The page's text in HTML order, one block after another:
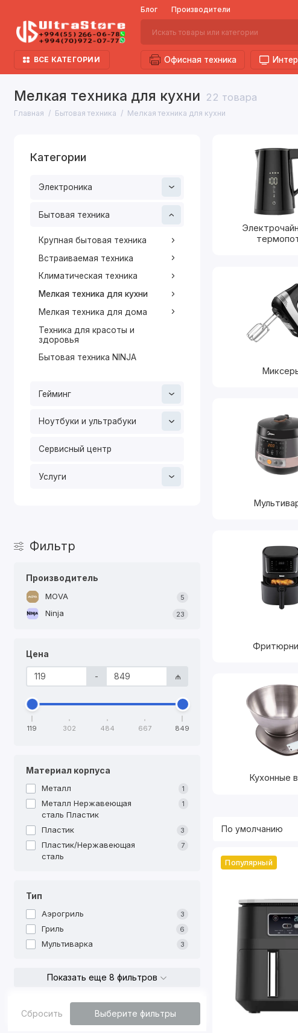
Блог Производители
ВСЕ КАТЕГОРИИ Офисная техника
Мелкая техника для кухни 22 товара
Главная Бытовая техника Мелкая техника для кухни
Категории
Электроника
Бытовая техника
Крупная бытовая техника
Встраиваемая техника
Климатическая техника
Мелкая техника для кухни
Мелкая техника для дома
Техника для красоты и
здоровья
Бытовая техника NINJA
Гейминг
Ноутбуки и ультрабуки
Сервисный центр
Услуги
Фильтр
Производитель
MOVA 5
Ninja 23
Цена
- ₼
119 302 484 667 849
Материал корпуса
Металл 1
Металл Нержавеющая
сталь Пластик
1
Пластик 3
Пластик/Нержавеющая
сталь
7
Тип
Аэрогриль 3
Гриль 6
Мультиварка 3
Показать еще 8 фильтров
Сбросить Выберите фильтры
Кухонные
Популярный